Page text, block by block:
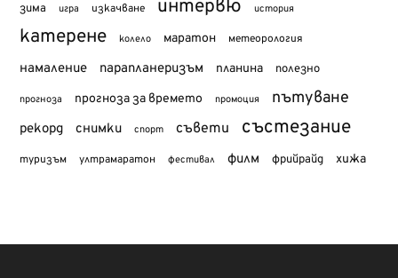
зима игра изкачване интервю история
катерене колело маратон метеорология
намаление парапланеризъм планина полезно
прогноза прогноза за времето промоция пътуване
рекорд снимки спорт съвети състезание
туризъм ултрамаратон фестивал филм фрийрайд хижа